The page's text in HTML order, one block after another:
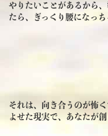
やりたいことがあるから
たら、ぎっくり腰になっ
それは、向き合うのが怖
よせた現実で、あなたが創